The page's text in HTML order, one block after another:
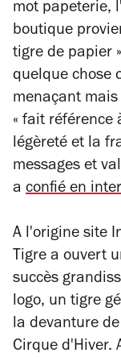
mot papeterie,
boutique
tigre de papier
quelque chose
menaçant
« fait référence
légèreté et la
messages et
a confié en
A l'origine site
Tigre a ouvert
succès
logo, un tigre
la devanture
Cirque d'Hiver.